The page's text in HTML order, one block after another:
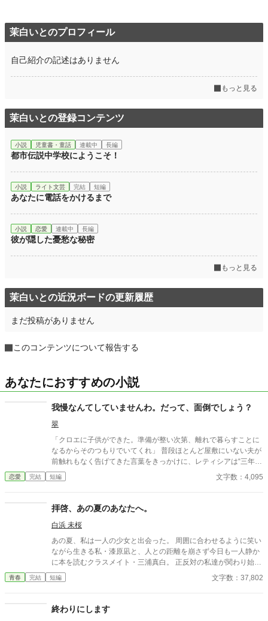
茉白いとのプロフィール
自己紹介の記述はありません
もっと見る
茉白いとの登録コンテンツ
小説 児童書・童話 連載中 長編
都市伝説中学校にようこそ！
小説 ライト文芸 完結 短編
あなたに電話をかけるまで
小説 恋愛 連載中 長編
彼が隠した憂愁な秘密
もっと見る
茉白いとの近況ボードの更新履歴
まだ投稿がありません
このコンテンツについて報告する
あなたにおすすめの小説
我慢なんてしていませんわ。だって、面倒でしょう？
翠
「クロエに子供ができた。準備が整い次第、離れで暮らすことに
なるからそのつもりでいてくれ」 普段ほとんど屋敷にいない夫が
前触れもなく告げてきた言葉をきっかけに、レティシアは“三年
間”の契約を終わらせることにした。 赤の他人を屋敷に迎えるこ
とはしない。 不要なものに感情を砕く理由などない。 「だって、
切り捨ててしまいましょう。
恋愛 完結 短編 文字数：4,095
拝啓、あの夏のあなたへ。
白浜 未桜
あの夏、私は一人の少女と出会った。 周囲に合わせるように笑い
ながら生きる私・漆原凪と、人との距離を崩さず今日も一人静か
に本を読むクラスメイト・三浦真白。 正反対の私達が関わり始め
た時、止まっていた世界が少しずつ動き始める。 「漆原さん、あ
なたはあなたでしょう？」 その言葉は、私がずっと欲しかったも
うこと。 そして、誰かの隣にいる幸せを知ること。 図書室で交わ
した何気ない会話。 海辺で過ごした短い時間。 私達二人だけが知
青春 完結 短編 文字数：37,802
終わりにします